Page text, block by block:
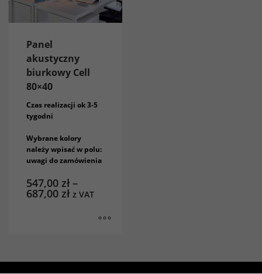
Panel
akustyczny
biurkowy Cell
80×40
Czas realizacji ok 3-5
tygodni
Wybrane kolory
należy wpisać w polu:
uwagi do zamówienia
547,00 zł –
687,00 zł z VAT